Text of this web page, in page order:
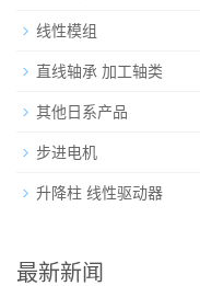
线性模组
直线轴承 加工轴类
其他日系产品
步进电机
升降柱 线性驱动器
最新新闻